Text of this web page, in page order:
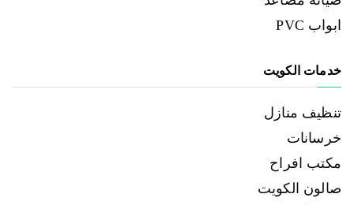
ابواب PVC
خدمات الكويت
تنظيف منازل
خرسانات
مكتب افراح
صالون الكويت